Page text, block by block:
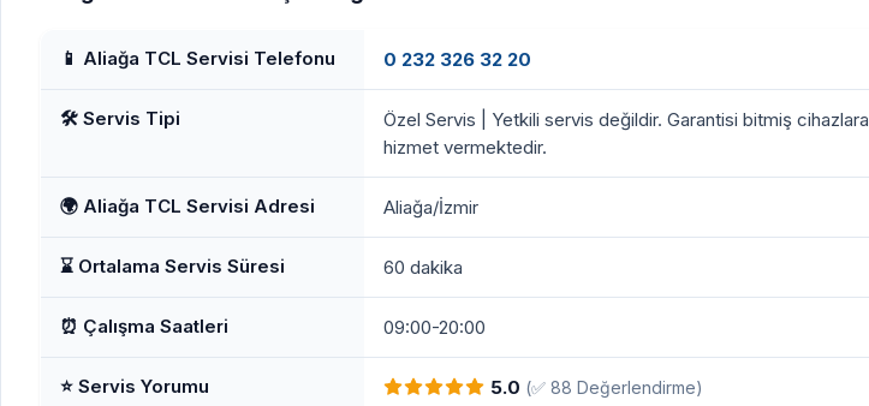
📱 Aliağa TCL Servisi Telefonu 0 232 326 32 20
🛠️ Servis Tipi
Özel Servis | Yetkili servis değildir. Garantisi bitmiş cihazlara
hizmet vermektedir.
🌍 Aliağa TCL Servisi Adresi Aliağa/İzmir
⌛ Ortalama Servis Süresi 60 dakika
⏰ Çalışma Saatleri 09:00-20:00
⭐ Servis Yorumu 5.0 (✅ 88 Değerlendirme)